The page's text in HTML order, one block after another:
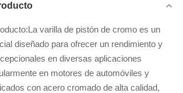
varilla de pistón de cromo es un
diseñado para ofrecer un rendimiento y
en diversas aplicaciones
en motores de automóviles y
con acero cromado de alta calidad,